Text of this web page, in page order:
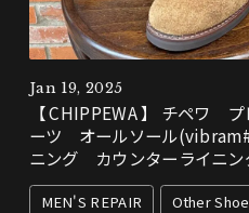
Jan 19, 2025
【 CHIPPEWA 】 チペワ
ーツ オールソール
ニング カウンターライニン
MEN'S REPAIR
Other